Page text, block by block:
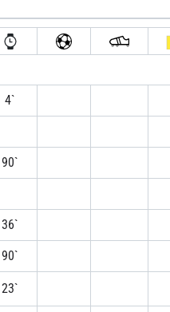
4`
90`
36`
90`
23`